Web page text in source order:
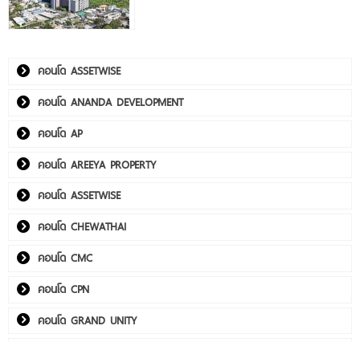
คอนโด ASSETWISE
คอนโด ANANDA DEVELOPMENT
คอนโด AP
คอนโด AREEYA PROPERTY
คอนโด ASSETWISE
คอนโด CHEWATHAI
คอนโด CMC
คอนโด CPN
คอนโด GRAND UNITY